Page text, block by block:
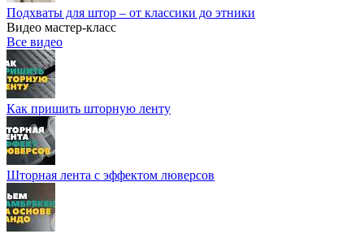
Подхваты для штор – от классики до этники
Видео мастер-класс
Все видео
Как пришить шторную ленту
Шторная лента с эффектом люверсов